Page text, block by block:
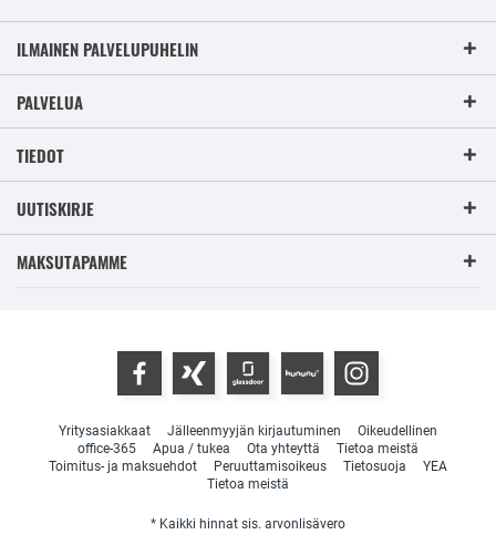
ILMAINEN PALVELUPUHELIN
PALVELUA
TIEDOT
UUTISKIRJE
MAKSUTAPAMME
Yritysasiakkaat Jälleenmyyjän kirjautuminen
Oikeudellinen
office-365
Apua / tukea Ota yhteyttä
Tietoa meistä
Toimitus- ja maksuehdot
Peruuttamisoikeus Tietosuoja
YEA
Tietoa meistä
* Kaikki hinnat sis. arvonlisävero